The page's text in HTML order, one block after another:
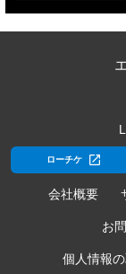
ローチケ
会社概要
お
個人情報